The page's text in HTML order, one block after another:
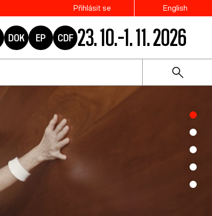
Přihlásit se English
DOK EP CDF 23. 10.–1. 11. 2026